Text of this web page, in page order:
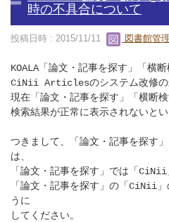
時の不具合について
投稿日時 : 2015/11/11 図書館管
KOALA「論文・記事を探す」「横
CiNii Articlesのシステム改修の
現在「論文・記事を探す」「横断検
検索結果が正常に表示されないと
つきまして、「論文・記事を探す
は、
「論文・記事を探す」では「CiNii
「論文・記事を探す」の「CiNii
うに
してください。